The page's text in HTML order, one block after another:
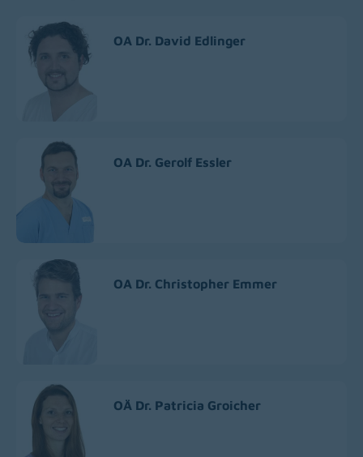
OA Dr. David Edlinger
OA Dr. Gerolf Essler
OA Dr. Christopher Emmer
OÄ Dr. Patricia Groicher